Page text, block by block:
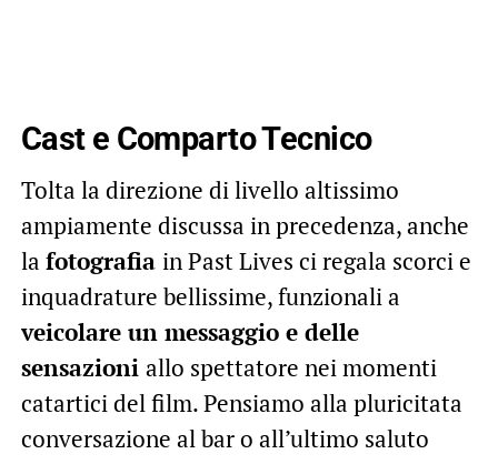
Cast e Comparto Tecnico
Tolta la direzione di livello altissimo
ampiamente discussa in precedenza, anche
la fotografia in Past Lives ci regala scorci e
inquadrature bellissime, funzionali a
veicolare un messaggio e delle
sensazioni allo spettatore nei momenti
catartici del film. Pensiamo alla pluricitata
conversazione al bar o all’ultimo saluto